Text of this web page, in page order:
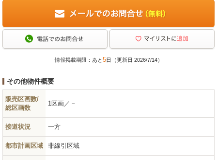
情報掲載期限：あと5日（更新日 2026/7/14）
その他物件概要
販売区画数/
総区画数
1区画／－
接道状況 一方
都市計画区域 非線引区域